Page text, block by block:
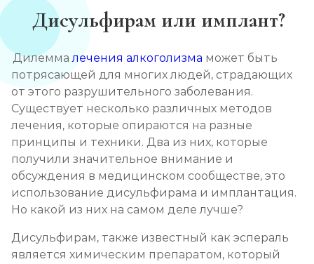
Дисульфирам или имплант?
Дилеммалечения алкоголизма может быть
потрясающей для многих людей, страдающих
от этого разрушительного заболевания.
Существует несколько различных методов
лечения, которые опираются на разные
принципы и техники. Два из них, которые
получили значительное внимание и
обсуждения в медицинском сообществе, это
использование дисульфирама и имплантация.
Но какой из них на самом деле лучше?
Дисульфирам, также известный как эспераль
является химическим препаратом, который